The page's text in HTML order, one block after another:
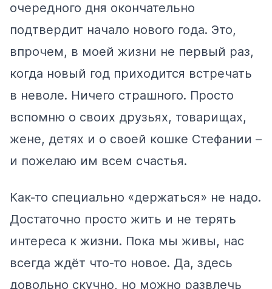
очередного дня окончательно
подтвердит начало нового года. Это,
впрочем, в моей жизни не первый раз,
когда новый год приходится встречать
в неволе. Ничего страшного. Просто
вспомню о своих друзьях, товарищах,
жене, детях и о своей кошке Стефании –
и пожелаю им всем счастья.
Как-то специально «держаться» не надо.
Достаточно просто жить и не терять
интереса к жизни. Пока мы живы, нас
всегда ждёт что-то новое. Да, здесь
довольно скучно, но можно развлечь